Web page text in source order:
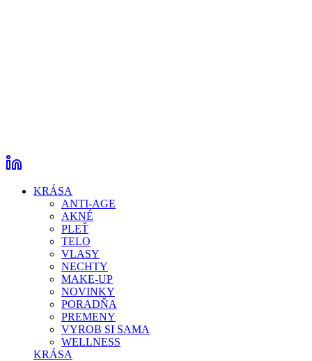
KRÁSA
ANTI-AGE
AKNÉ
PLEŤ
TELO
VLASY
NECHTY
MAKE-UP
NOVINKY
PORADŇA
PREMENY
VYROB SI SAMA
WELLNESS
KRÁSA